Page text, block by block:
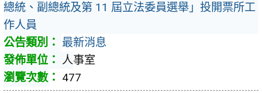
總統、副總統及第 11 屆立法委員選舉」投開票所工
作人員
最新消息
人事室
477